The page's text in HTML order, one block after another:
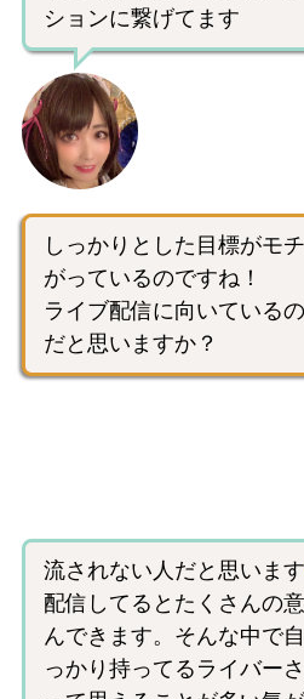
ションに繋げてます
しっかりとした目標がモ
がっているのですね！
ライブ配信に向いている
だと思いますか？
流されない人だと思います
配信してるとたくさんの
んできます。そんな中で
っかり持ってるライバー